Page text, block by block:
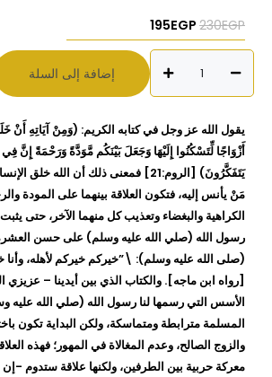
230EGP السعر الأصلي هو: 230EGP.
195EGP السعر الحالي هو: 195EGP.
وصايا
الرسول
للأزواج
ابو
الفتوح
صبري
إضافة إلى السلة
يقول الله عز وجل في كتابه الكريم: (وَمِنْ آيَاتِهِ
أَزْوَاجًا لِّتَسْكُنُوا إِلَيْهَا وَجَعَلَ بَيْنَكُم مَّوَدَّةً وَرَحْمَةً إِنَّ
يَتَفَكَّرُونَ) [الروم:21] فمعنى ذلك أن الله
مَنْ يأنس إليه، فتكون العلاقة بينهما على المودة
الكراهية والبغضاء وتعذيب كل منهما الآخر، حتى يثبت
رسول الله (صلي الله عليه وسلم) على حسن
(صلى الله عليه وسلم): \”خيركم خيركم لأهله،
[رواه ابن ماجه]. والكتاب الذي بين أيدينا – عزيزي
الأسس التي رسمها لنا رسول الله (صلي الله عليه
المسلمة مترابطة ومتماسكة، ولكن البداية تكون
والزوج الصالح، وعدم المغالاة في المهور؛ فهذه
معركة حربية بين الطرفين، ولكنها علاقة ستدوم -